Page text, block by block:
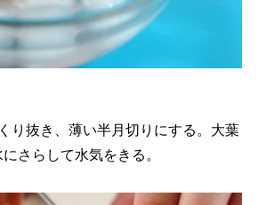
り抜き、薄い半月切りにする。大葉
さらして水気をきる。